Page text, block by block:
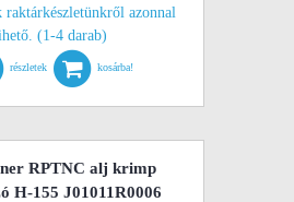
raktárkészletünkről azonnal
(1-4 darab)
részletek kosárba!
RPTNC alj krimp
H-155 J01011R0006